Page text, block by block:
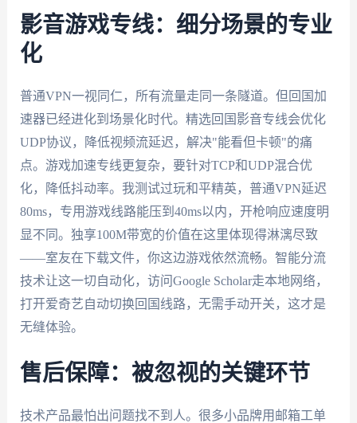
影音游戏专线：细分场景的专业
化
普通VPN一视同仁，所有流量走同一条隧道。但回国加
速器已经进化到场景化时代。精选回国影音专线会优化
UDP协议，降低视频流延迟，解决"能看但卡顿"的痛
点。游戏加速专线更复杂，要针对TCP和UDP混合优
化，降低抖动率。我测试过玩和平精英，普通VPN延迟
80ms，专用游戏线路能压到40ms以内，开枪响应速度明
显不同。独享100M带宽的价值在这里体现得淋漓尽致
——室友在下载文件，你这边游戏依然流畅。智能分流
技术让这一切自动化，访问Google Scholar走本地网络，
打开爱奇艺自动切换回国线路，无需手动开关，这才是
无缝体验。
售后保障：被忽视的关键环节
技术产品最怕出问题找不到人。很多小品牌用邮箱工单